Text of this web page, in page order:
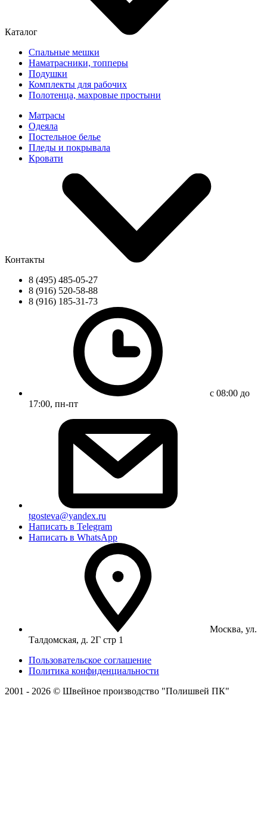
Каталог
Спальные мешки
Наматрасники, топперы
Подушки
Комплекты для рабочих
Полотенца, махровые простыни
Матрасы
Одеяла
Постельное белье
Пледы и покрывала
Кровати
Контакты
8 (495) 485-05-27
8 (916) 520-58-88
8 (916) 185-31-73
с 08:00 до
17:00, пн-пт
tgosteva@yandex.ru
Написать в Telegram
Написать в WhatsApp
Москва, ул.
Талдомская, д. 2Г стр 1
Пользовательское соглашение
Политика конфиденциальности
2001 - 2026 © Швейное производство "Полишвей ПК"